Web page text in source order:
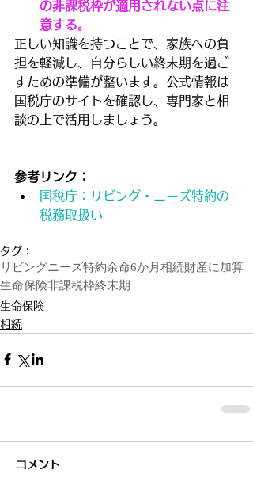
の非課税枠が適用されない点に注
意する。
正しい知識を持つことで、家族への負
担を軽減し、自分らしい終末期を過ご
すための準備が整います。公式情報は
国税庁のサイトを確認し、専門家と相
談の上で活用しましょう。
参考リンク：
国税庁：リビング・ニーズ特約の
税務取扱い
タグ：
リビングニーズ特約余命6か月 相続財産に加算
生命保険非課税枠終末期
生命保険
相続
コメント